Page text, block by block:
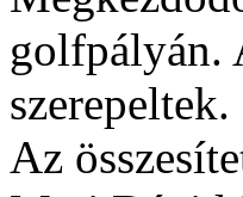
golfpályán.
szerepeltek.
Az